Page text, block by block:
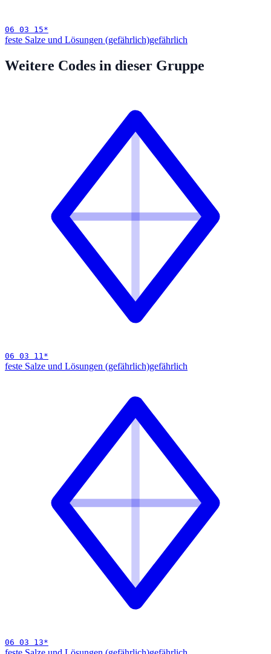
06 03 15*
feste Salze und Lösungen (gefährlich)gefährlich
Weitere Codes in dieser Gruppe
06 03 11*
feste Salze und Lösungen (gefährlich)gefährlich
06 03 13*